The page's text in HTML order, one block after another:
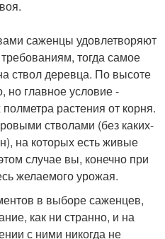
саженцы удовлетворяют
тогда самое
ствол деревца. По высоте
но главное условие -
растения от корня.
стволами (без каких-
на которых есть живые
случае вы, конечно при
желаемого урожая.
в выборе саженцев,
как ни странно, и на
с ними никогда не